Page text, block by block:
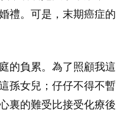
禮。可是，末期癌症的
的負累。為了照顧我這
孫女兒；仔仔不得不暫
裏的難受比接受化療後